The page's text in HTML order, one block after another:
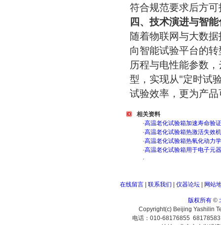
符合规范要求后方
四、技术演进与智
随着物联网与大数
向智能试验平台的
历程与电性能参数
型，实现从"定时试
试验效率，更为产
相关资料
·高温老化试验箱加速寿命验
·高温老化试验箱热激活失效
·高温老化试验箱热氧化动力
·高温老化试验箱用于电子元
·
在线留言| 联系我们 仪器论坛| 网站
版权所有©
Copyright(c) Beijing Yashilin
电话：010-68176855